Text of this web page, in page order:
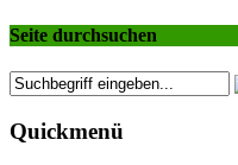
Seite durchsuchen
Quickmenü